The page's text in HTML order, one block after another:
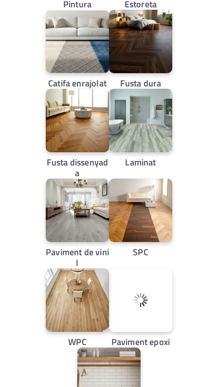
Pintura Estoreta
Catifa enrajolat Fusta dura
Fusta dissenyad
a
Laminat
Paviment de vini
l
SPC
WPC Paviment epoxi